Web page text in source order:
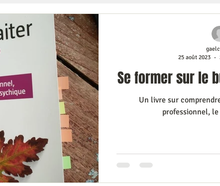
Se former sur le
Un livre sur
professionnel,
25 août 2023